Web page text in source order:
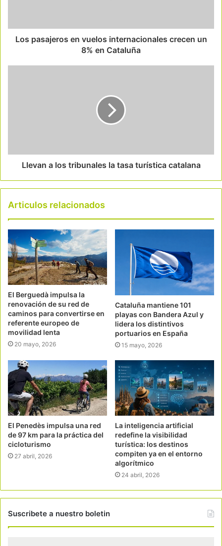
Los pasajeros en vuelos internacionales crecen un
8% en Cataluña
Llevan a los tribunales la tasa turística catalana
Articulos relacionados
El Berguedà impulsa la
renovación de su red de
caminos para convertirse en
referente europeo de
movilidad lenta
20 mayo, 2026
Cataluña mantiene 101
playas con Bandera Azul y
lidera los distintivos
portuarios en España
15 mayo, 2026
El Penedès impulsa una red
de 97 km para la práctica del
cicloturismo
27 abril, 2026
La inteligencia artificial
redefine la visibilidad
turística: los destinos
compiten ya en el entorno
algorítmico
24 abril, 2026
Suscribete a nuestro boletin